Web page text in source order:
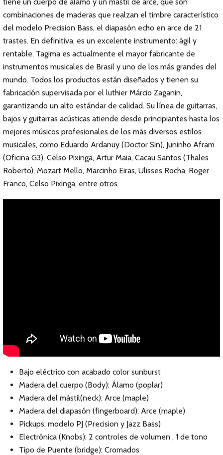
combinaciones de maderas que realzan el timbre característico
del modelo Precision Bass, el diapasón echo en arce de 21
trastes. En definitiva, es un excelente instrumento: ágil y
rentable. Tagima es actualmente el mayor fabricante de
instrumentos musicales de Brasil y uno de los más grandes del
mundo. Todos los productos están diseñados y tienen su
fabricación supervisada por el luthier Márcio Zaganin,
garantizando un alto estándar de calidad. Su línea de guitarras,
bajos y guitarras acústicas atiende desde principiantes hasta los
mejores músicos profesionales de los más diversos estilos
musicales, como Eduardo Ardanuy (Doctor Sin), Juninho Afram
(Oficina G3), Celso Pixinga, Artur Maia, Cacau Santos (Thales
Roberto), Mozart Mello, Marcinho Eiras, Ulisses Rocha, Roger
Franco, Celso Pixinga, entre otros.
Bajo eléctrico con acabado color sunburst
Madera del cuerpo (Body): Álamo (poplar)
Madera del mástil(neck): Arce (maple)
Madera del diapasón (fingerboard): Arce (maple)
Pickups: modelo PJ (Precision y Jazz Bass)
Electrónica (Knobs): 2 controles de volumen , 1 de tono
Tipo de Puente (bridge): Cromados